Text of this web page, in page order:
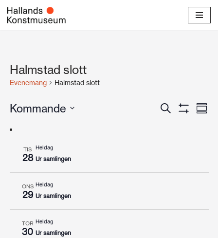
Hoppa
Halmstad slott
Evenemang Halmstad slott
Sök
Kommande
datum
TIS
28
Heldag
Ur samlingen
ONS
29
Heldag
Ur samlingen
TOR
30
Heldag
Ur samlingen